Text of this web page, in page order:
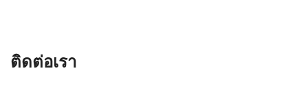
ติดต่อเรา